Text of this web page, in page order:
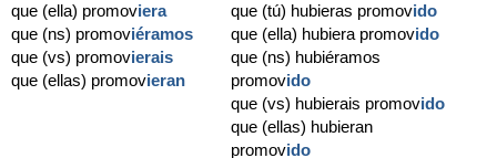
que (ella) promoviera
que (ns) promoviéramos
que (vs) promovierais
que (ellas) promovieran
que (tú) hubieras promovido
que (ella) hubiera promovido
que (ns) hubiéramos
promovido
que (vs) hubierais promovido
que (ellas) hubieran
promovido